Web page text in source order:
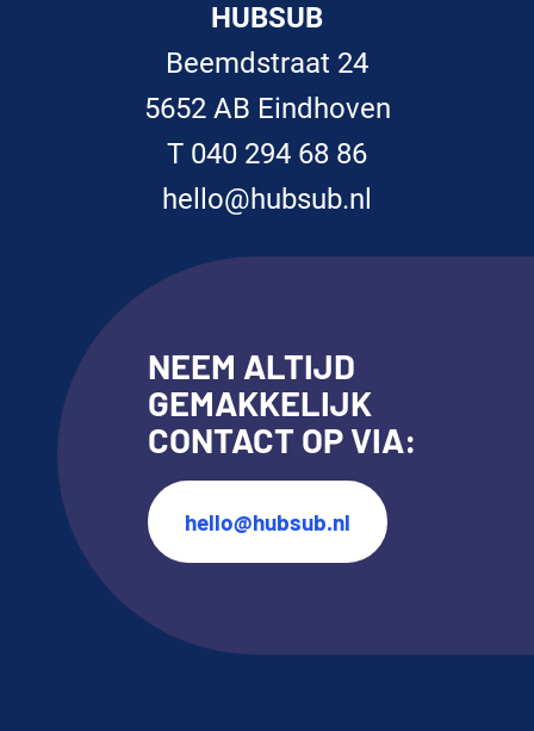
HUBSUB
Beemdstraat 24
5652 AB Eindhoven
T 040 294 68 86
hello@hubsub.nl
NEEM ALTIJD
GEMAKKELIJK
CONTACT OP VIA:
hello@hubsub.nl